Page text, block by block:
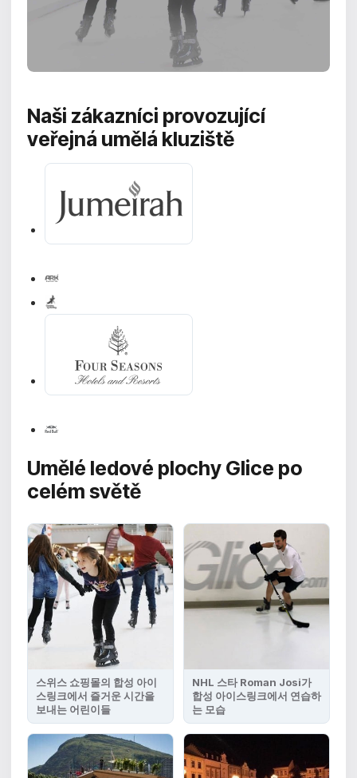
Naši zákazníci provozující
veřejná umělá kluziště
Umělé ledové plochy Glice po
celém světě
스위스 쇼핑몰의 합성 아이
스링크에서 즐거운 시간을
보내는 어린이들
NHL 스타 Roman Josi가
합성 아이스링크에서 연습하
는 모습